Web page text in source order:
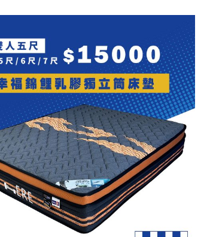
NT$49,000
原
始
價
格：
NT$49,000。
NT$20,900目
前
價
格：
NT$20,900。
始
格：
NT$49,000。
前
格：
NT$20,900。